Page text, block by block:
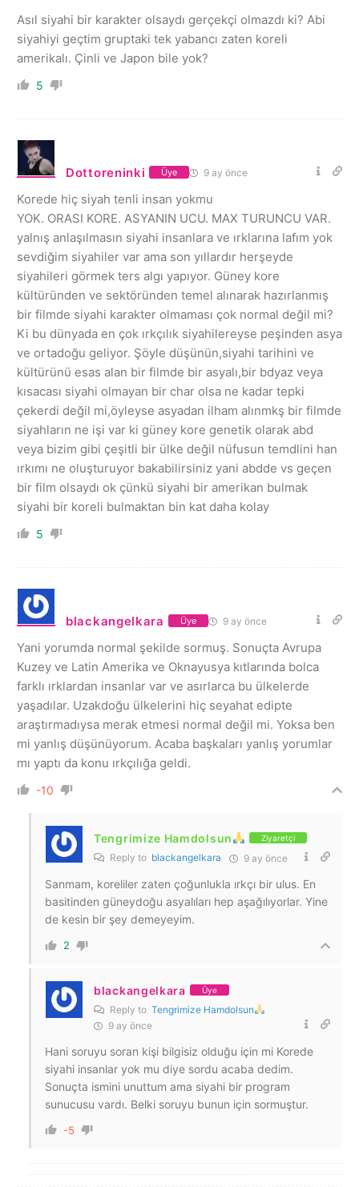
Asıl siyahi bir karakter olsaydı gerçekçi olmazdı ki? Abi
siyahiyi geçtim gruptaki tek yabancı zaten koreli
amerikalı. Çinli ve Japon bile yok?
5
Dottoreninki Üye 9 ay önce
Korede hiç siyah tenli insan yokmu
YOK. ORASI KORE. ASYANIN UCU. MAX TURUNCU VAR.
yalnış anlaşılmasın siyahi insanlara ve ırklarına lafım yok
sevdiğim siyahiler var ama son yıllardır herşeyde
siyahileri görmek ters algı yapıyor. Güney kore
kültüründen ve sektöründen temel alınarak hazırlanmış
bir filmde siyahi karakter olmaması çok normal değil mi?
Ki bu dünyada en çok ırkçılık siyahilereyse peşinden asya
ve ortadoğu geliyor. Şöyle düşünün,siyahi tarihini ve
kültürünü esas alan bir filmde bir asyalı,bir bdyaz veya
kısacası siyahi olmayan bir char olsa ne kadar tepki
çekerdi değil mi,öyleyse asyadan ilham alınmkş bir filmde
siyahların ne işi var ki güney kore genetik olarak abd
veya bizim gibi çeşitli bir ülke değil nüfusun temdlini han
ırkımı ne oluşturuyor bakabilirsiniz yani abdde vs geçen
bir film olsaydı ok çünkü siyahi bir amerikan bulmak
siyahi bir koreli bulmaktan bin kat daha kolay
5
blackangelkara Üye 9 ay önce
Yani yorumda normal şekilde sormuş. Sonuçta Avrupa
Kuzey ve Latin Amerika ve Oknayusya kıtlarında bolca
farklı ırklardan insanlar var ve asırlarca bu ülkelerde
yaşadılar. Uzakdoğu ülkelerini hiç seyahat edipte
araştırmadıysa merak etmesi normal değil mi. Yoksa ben
mi yanlış düşünüyorum. Acaba başkaları yanlış yorumlar
mı yaptı da konu ırkçılığa geldi.
-10
Tengrimize Hamdolsun Ziyaretçi
Reply to blackangelkara 9 ay önce
Sanmam, koreliler zaten çoğunlukla ırkçı bir ulus. En
basitinden güneydoğu asyalıları hep aşağılıyorlar. Yine
de kesin bir şey demeyeyim.
2
blackangelkara Üye
Reply to Tengrimize Hamdolsun
9 ay önce
Hani soruyu soran kişi bilgisiz olduğu için mi Korede
siyahi insanlar yok mu diye sordu acaba dedim.
Sonuçta ismini unuttum ama siyahi bir program
sunucusu vardı. Belki soruyu bunun için sormuştur.
-5